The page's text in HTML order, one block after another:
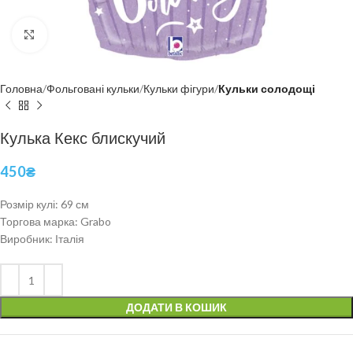
Click to enlarge
Головна Фольговані кульки Кульки фігури Кульки солодощі
Кулька Кекс блискучий
450₴
Розмір кулі: 69 см
Торгова марка: Grabo
Виробник: Італія
ДОДАТИ В КОШИК